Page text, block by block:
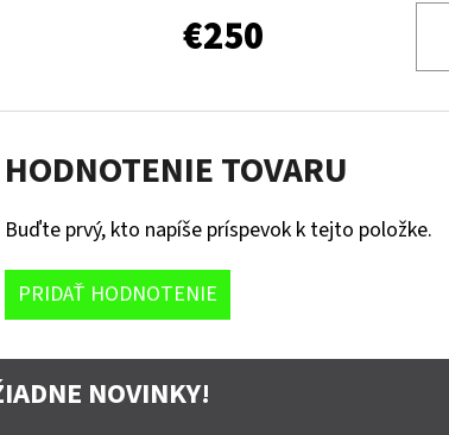
€250
HODNOTENIE TOVARU
Buďte prvý, kto napíše príspevok k tejto položke.
PRIDAŤ HODNOTENIE
NOVINKY!